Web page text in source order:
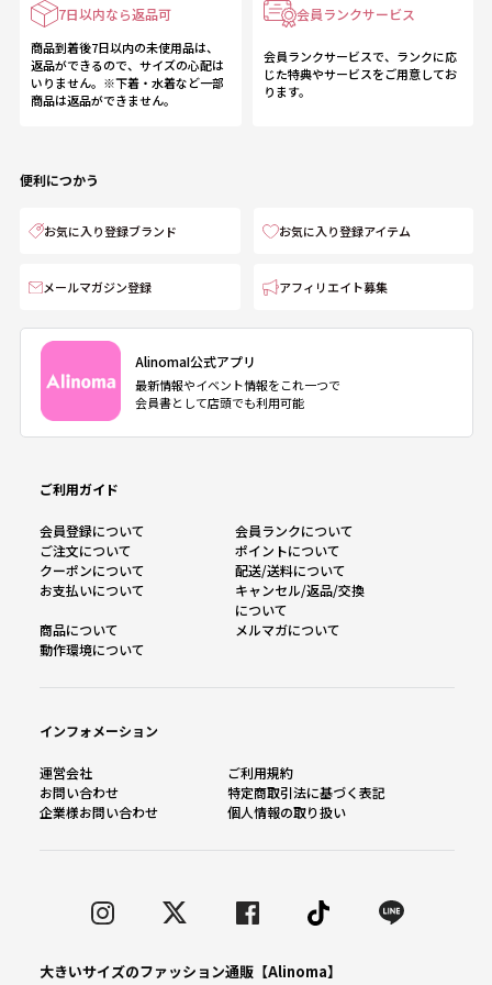
7日以内なら返品可
商品到着後7日以内の未使用品は、
返品ができるので、サイズの心配は
いりません。※下着・水着など一部
商品は返品ができません。
会員ランクサービス
会員ランクサービスで、ランクに応
じた特典やサービスをご用意してお
ります。
便利につかう
お気に入り登録ブランド お気に入り登録アイテム
メールマガジン登録 アフィリエイト募集
AlinomaI公式アプリ
最新情報やイベント情報をこれ一つで
会員書として店頭でも利用可能
ご利用ガイド
会員登録について
会員ランクについて
ご注文について
ポイントについて
クーポンについて
配送/送料について
お支払いについて
キャンセル/返品/交換
について
商品について
メルマガについて
動作環境について
インフォメーション
運営会社
ご利用規約
お問い合わせ
特定商取引法に基づく表記
企業様お問い合わせ
個人情報の取り扱い
大きいサイズのファッション通販【Alinoma】